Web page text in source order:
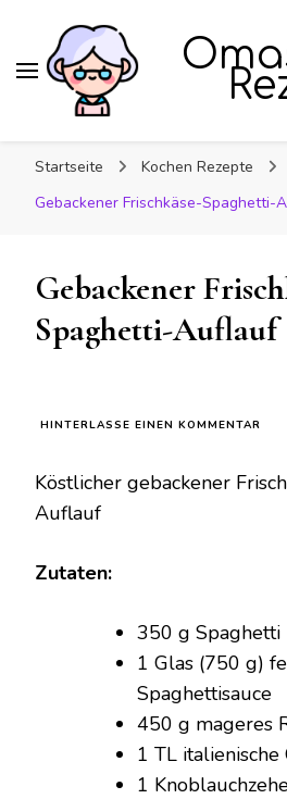
Startseite
Kochen Rezepte
Gebackener Frischkäse-Spaghetti-
Gebackener
Spaghetti-Auflauf
HINTERLASSE EINEN KOMMENTAR
Köstlicher gebackener
Auflauf
Zutaten:
350 g Spaghetti
1 Glas (750 g)
Spaghettisauce
450 g mageres
1 TL
1